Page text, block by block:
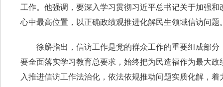
工作。他强调，要深入学习贯彻习近平总书记关于加强
心中最高位置，以正确政绩观推进化解民生领域信访问
徐麟指出，信访工作是党的群众工作的重要组成部分
要全面落实学习教育总要求，始终把为民造福作为最大
入推进信访工作法治化，依法依规推动问题实质化解，